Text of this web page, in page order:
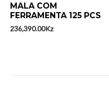
Avaliação
0
de
5
MALA COM
FERRAMENTA 125 PCS
236,390.00Kz